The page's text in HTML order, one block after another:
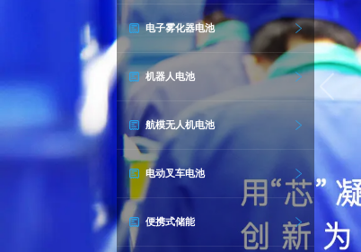
电子雾化器电池
机器人电池
航模无人机电池
电动叉车电池
便携式储能